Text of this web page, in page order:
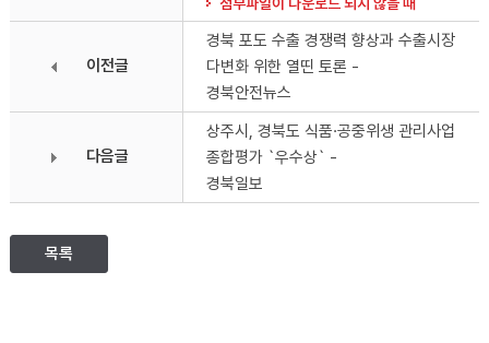
이전글
경북 포도 수출 경쟁력 향상과 수출시장
다변화 위한 열띤 토론 -
경북안전뉴스
다음글
상주시, 경북도 식품·공중위생 관리사업
종합평가 `우수상` -
경북일보
목록